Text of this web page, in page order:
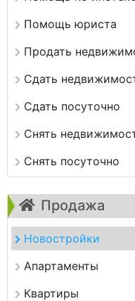
Помощь юриста
Продать
Сдать
Сдать посуточно
Снять
Снять посуточно
Продажа
Новостройки
Апартаменты
Квартиры